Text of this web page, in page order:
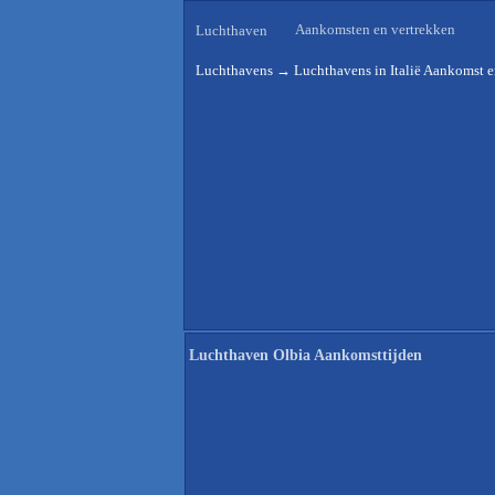
Luchthaven Aankomsten en vertrekken
Luchthavens → Luchthavens in Italië Aankomst
Luchthaven Olbia Aankomsttijden